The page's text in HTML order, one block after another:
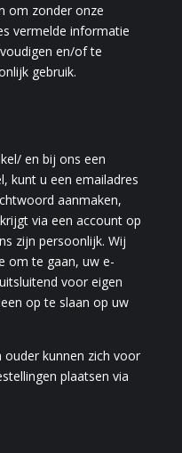
om zonder onze
vermelde informatie
en/of te
gebruik.
en bij ons een
kunt u een emailadres
aanmaken,
via een account op
zijn persoonlijk. Wij
om te gaan, uw e-
voor eigen
op te slaan op uw
ouder kunnen zich voor
plaatsen via